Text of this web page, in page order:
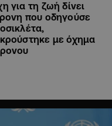
για τη ζωή δίνει
που οδηγούσε
με όχημα